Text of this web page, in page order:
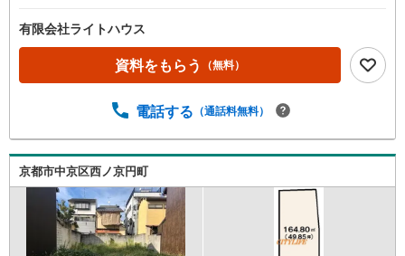
有限会社ライトハウス
資料をもらう （無料）
電話する （通話料無料）
京都市中京区西ノ京円町